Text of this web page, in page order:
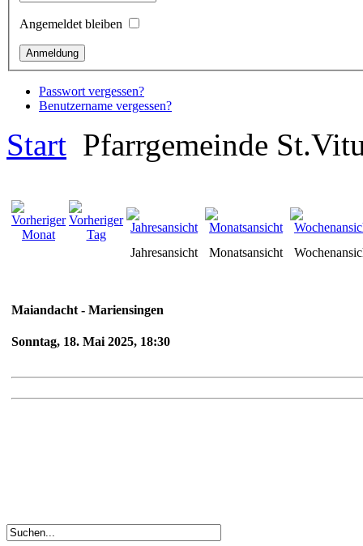
Angemeldet bleiben
Passwort vergessen?
Benutzername vergessen?
Start Pfarrgemeinde
Jahresansicht Monatsansicht
Maiandacht - Mariensingen
Sonntag, 18. Mai 2025, 18:30